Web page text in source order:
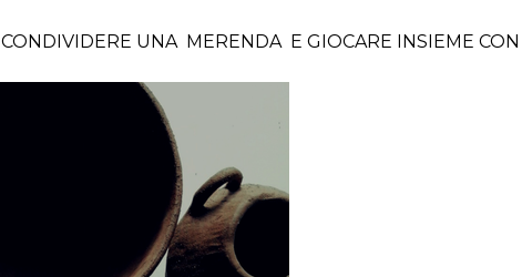
UNA MERENDA E GIOCARE INSIEME CON